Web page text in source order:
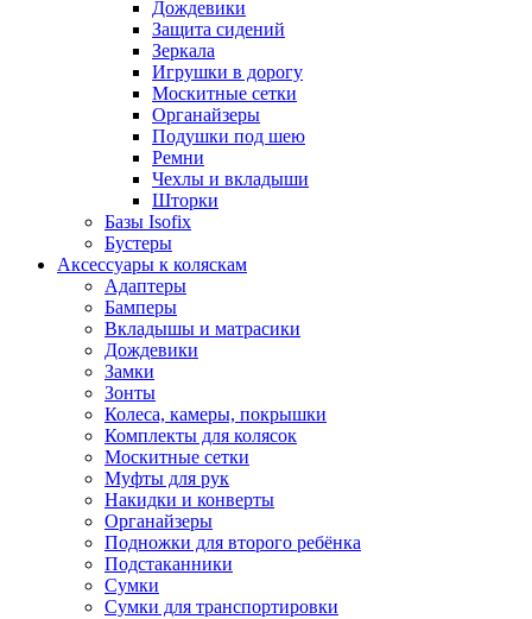
Дождевики
Защита сидений
Зеркала
Игрушки в дорогу
Москитные сетки
Органайзеры
Подушки под шею
Ремни
Чехлы и вкладыши
Шторки
Базы Isofix
Бустеры
Аксессуары к коляскам
Адаптеры
Бамперы
Вкладышы и матрасики
Дождевики
Замки
Зонты
Колеса, камеры, покрышки
Комплекты для колясок
Москитные сетки
Муфты для рук
Накидки и конверты
Органайзеры
Подножки для второго ребёнка
Подстаканники
Сумки
Сумки для транспортировки